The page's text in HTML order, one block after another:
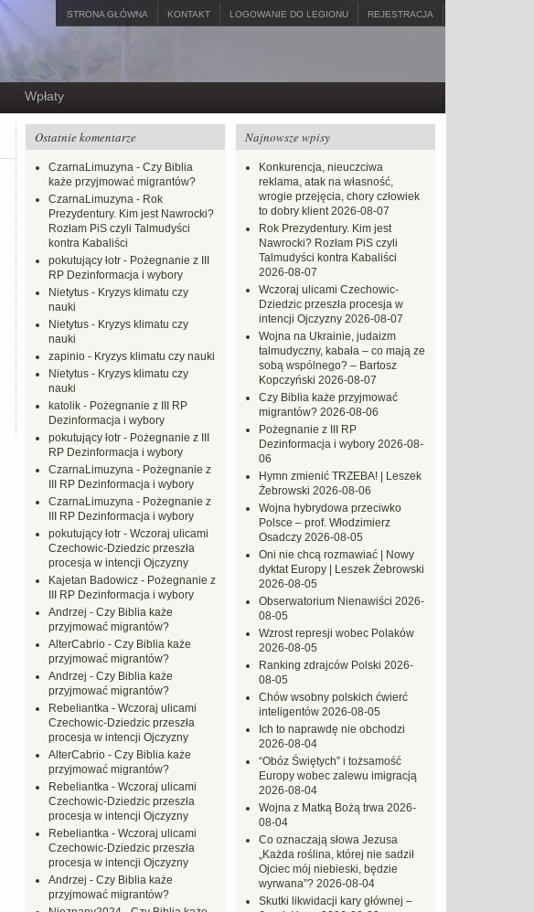
STRONA GŁÓWNA KONTAKT LOGOWANIE DO LEGIONU REJESTRACJA
Wpłaty
Najnowsze wpisy
Konkurencja, nieuczciwa
reklama, atak na własność,
wrogie przejęcia, chory człowiek
to dobry klient 2026-08-07
Rok Prezydentury. Kim jest
Nawrocki? Rozłam PiS czyli
Talmudyści kontra Kabaliści
2026-08-07
Wczoraj ulicami Czechowic-
Dziedzic przeszła procesja w
intencji Ojczyzny 2026-08-07
Wojna na Ukrainie, judaizm
talmudyczny, kabała – co mają ze
sobą wspólnego? – Bartosz
Kopczyński 2026-08-07
Czy Biblia każe przyjmować
migrantów? 2026-08-06
Pożegnanie z III RP
Dezinformacja i wybory 2026-08-
06
Hymn zmienić TRZEBA! | Leszek
Żebrowski 2026-08-06
Wojna hybrydowa przeciwko
Polsce – prof. Włodzimierz
Osadczy 2026-08-05
Oni nie chcą rozmawiać | Nowy
dyktat Europy | Leszek Żebrowski
2026-08-05
Obserwatorium Nienawiści 2026-
08-05
Wzrost represji wobec Polaków
2026-08-05
Ranking zdrajców Polski 2026-
08-05
Chów wsobny polskich ćwierć
inteligentów 2026-08-05
Ich to naprawdę nie obchodzi
2026-08-04
“Obóz Świętych” i tożsamość
Europy wobec zalewu imigracją
2026-08-04
Wojna z Matką Bożą trwa 2026-
08-04
Co oznaczają słowa Jezusa
„Każda roślina, której nie sadził
Ojciec mój niebieski, będzie
wyrwana”? 2026-08-04
Skutki likwidacji kary głównej –
Ostatnie komentarze
CzarnaLimuzyna - Czy Biblia
każe przyjmować migrantów?
CzarnaLimuzyna - Rok
Prezydentury. Kim jest Nawrocki?
Rozłam PiS czyli Talmudyści
kontra Kabaliści
pokutujący łotr - Pożegnanie z III
RP Dezinformacja i wybory
Nietytus - Kryzys klimatu czy
nauki
Nietytus - Kryzys klimatu czy
nauki
zapinio - Kryzys klimatu czy nauki
Nietytus - Kryzys klimatu czy
nauki
katolik - Pożegnanie z III RP
Dezinformacja i wybory
pokutujący łotr - Pożegnanie z III
RP Dezinformacja i wybory
CzarnaLimuzyna - Pożegnanie z
III RP Dezinformacja i wybory
CzarnaLimuzyna - Pożegnanie z
III RP Dezinformacja i wybory
pokutujący łotr - Wczoraj ulicami
Czechowic-Dziedzic przeszła
procesja w intencji Ojczyzny
Kajetan Badowicz - Pożegnanie z
III RP Dezinformacja i wybory
Andrzej - Czy Biblia każe
przyjmować migrantów?
AlterCabrio - Czy Biblia każe
przyjmować migrantów?
Andrzej - Czy Biblia każe
przyjmować migrantów?
Rebeliantka - Wczoraj ulicami
Czechowic-Dziedzic przeszła
procesja w intencji Ojczyzny
AlterCabrio - Czy Biblia każe
przyjmować migrantów?
Rebeliantka - Wczoraj ulicami
Czechowic-Dziedzic przeszła
procesja w intencji Ojczyzny
Rebeliantka - Wczoraj ulicami
Czechowic-Dziedzic przeszła
procesja w intencji Ojczyzny
Andrzej - Czy Biblia każe
przyjmować migrantów?